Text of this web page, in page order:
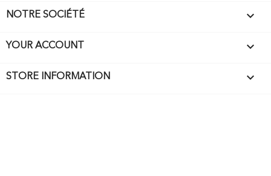
NOTRE SOCIÉTÉ 
YOUR ACCOUNT 
STORE INFORMATION keyboard_arrow_down